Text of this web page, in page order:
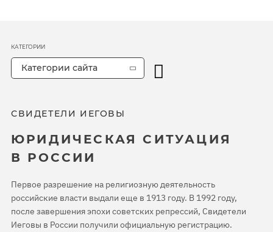
СВИДЕТЕЛИ ИЕГОВЫ
ЮРИДИЧЕСКАЯ СИТУАЦИЯ
В РОССИИ
Первое разрешение на религиозную деятельность
российские власти выдали еще в 1913 году. В 1992 году,
после завершения эпохи советских репрессий, Свидетели
Иеговы в России получили официальную регистрацию.
КАТЕГОРИИ
Категории сайта